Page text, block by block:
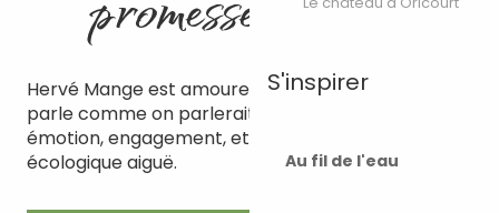
S'inspirer
Au fil de l'eau
Hervé Mange est amoureux de ce territoire. Il en
parle comme on parlerait d’un ami fidèle : avec
émotion, engagement, et une conscience
écologique aiguë.